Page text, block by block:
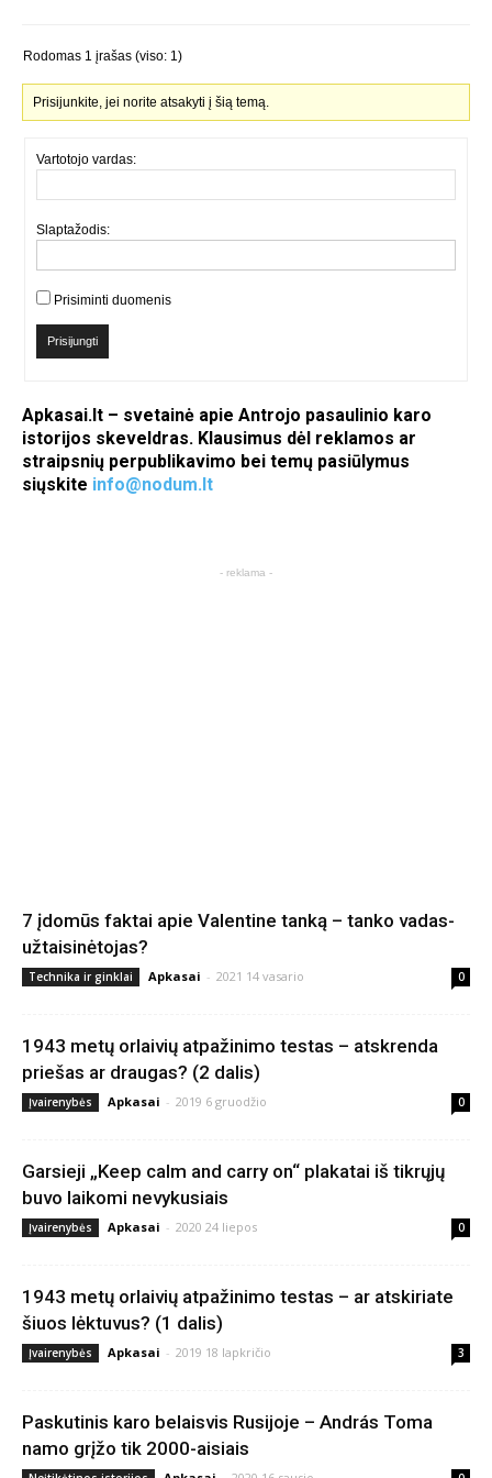
Rodomas 1 įrašas (viso: 1)
Prisijunkite, jei norite atsakyti į šią temą.
Vartotojo vardas:
Slaptažodis:
Prisiminti duomenis
Prisijungti
Apkasai.lt – svetainė apie Antrojo pasaulinio karo
istorijos skeveldras. Klausimus dėl reklamos ar
straipsnių perpublikavimo bei temų pasiūlymus
siųskite info@nodum.lt
- reklama -
7 įdomūs faktai apie Valentine tanką – tanko vadas-
užtaisinėtojas?
Technika ir ginklai Apkasai - 2021 14 vasario 0
1943 metų orlaivių atpažinimo testas – atskrenda
priešas ar draugas? (2 dalis)
Įvairenybės Apkasai - 2019 6 gruodžio 0
Garsieji „Keep calm and carry on“ plakatai iš tikrųjų
buvo laikomi nevykusiais
Įvairenybės Apkasai - 2020 24 liepos 0
1943 metų orlaivių atpažinimo testas – ar atskiriate
šiuos lėktuvus? (1 dalis)
Įvairenybės Apkasai - 2019 18 lapkričio 3
Paskutinis karo belaisvis Rusijoje – András Toma
namo grįžo tik 2000-aisiais